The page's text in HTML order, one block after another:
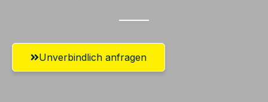
Unverbindlich anfragen